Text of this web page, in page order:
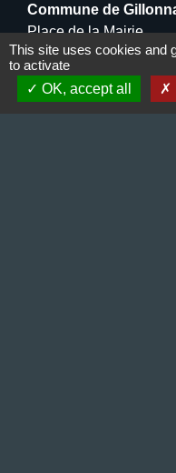
Commune de
Place de la Mairie
38260 Gillonnay -
+33 4 74 20 53 44
Contact par formulaire
This site uses cookies and
to activate
OK, accept all